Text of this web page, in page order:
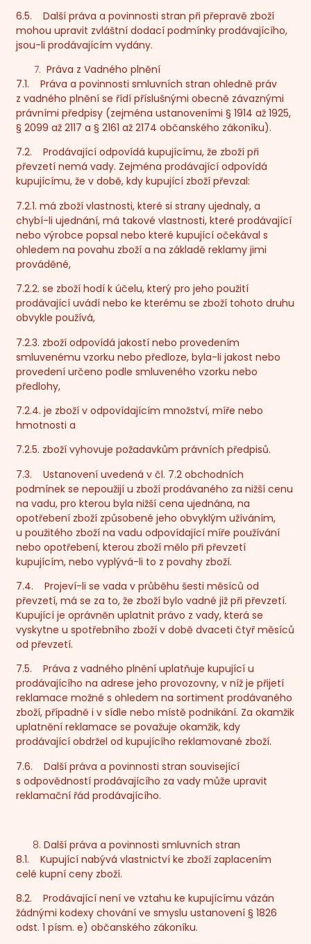
6.5. Další práva a povinnosti stran při přepravě zboží
mohou upravit zvláštní dodací podmínky prodávajícího,
jsou-li prodávajícím vydány.
Práva z Vadného plnění
7.1. Práva a povinnosti smluvních stran ohledně práv
z vadného plnění se řídí příslušnými obecně závaznými
právními předpisy (zejména ustanoveními § 1914 až 1925,
§ 2099 až 2117 a § 2161 až 2174 občanského zákoníku).
7.2. Prodávající odpovídá kupujícímu, že zboží při
převzetí nemá vady. Zejména prodávající odpovídá
kupujícímu, že v době, kdy kupující zboží převzal:
7.2.1. má zboží vlastnosti, které si strany ujednaly, a
chybí-li ujednání, má takové vlastnosti, které prodávající
nebo výrobce popsal nebo které kupující očekával s
ohledem na povahu zboží a na základě reklamy jimi
prováděné,
7.2.2. se zboží hodí k účelu, který pro jeho použití
prodávající uvádí nebo ke kterému se zboží tohoto druhu
obvykle používá,
7.2.3. zboží odpovídá jakostí nebo provedením
smluvenému vzorku nebo předloze, byla-li jakost nebo
provedení určeno podle smluveného vzorku nebo
předlohy,
7.2.4. je zboží v odpovídajícím množství, míře nebo
hmotnosti a
7.2.5. zboží vyhovuje požadavkům právních předpisů.
7.3. Ustanovení uvedená v čl. 7.2 obchodních
podmínek se nepoužijí u zboží prodávaného za nižší cenu
na vadu, pro kterou byla nižší cena ujednána, na
opotřebení zboží způsobené jeho obvyklým užíváním,
u použitého zboží na vadu odpovídající míře používání
nebo opotřebení, kterou zboží mělo při převzetí
kupujícím, nebo vyplývá-li to z povahy zboží.
7.4. Projeví-li se vada v průběhu šesti měsíců od
převzetí, má se za to, že zboží bylo vadné již při převzetí.
Kupující je oprávněn uplatnit právo z vady, která se
vyskytne u spotřebního zboží v době dvaceti čtyř měsíců
od převzetí.
7.5. Práva z vadného plnění uplatňuje kupující u
prodávajícího na adrese jeho provozovny, v níž je přijetí
reklamace možné s ohledem na sortiment prodávaného
zboží, případně i v sídle nebo místě podnikání. Za okamžik
uplatnění reklamace se považuje okamžik, kdy
prodávající obdržel od kupujícího reklamované zboží.
7.6. Další práva a povinnosti stran související
s odpovědností prodávajícího za vady může upravit
reklamační řád prodávajícího.
Další práva a povinnosti smluvních stran
8.1. Kupující nabývá vlastnictví ke zboží zaplacením
celé kupní ceny zboží.
8.2. Prodávající není ve vztahu ke kupujícímu vázán
žádnými kodexy chování ve smyslu ustanovení § 1826
odst. 1 písm. e) občanského zákoníku.